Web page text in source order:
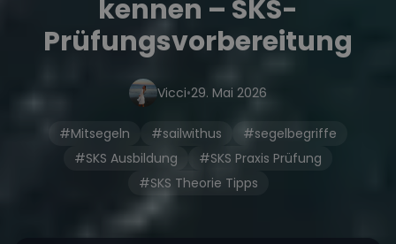
kennen – SKS-
Prüfungsvorbereitung
Vicci•29. Mai 2026
#Mitsegeln #sailwithus
#segelbegriffe
#SKS Ausbildung
#SKS Praxis Prüfung
#SKS Theorie Tipps